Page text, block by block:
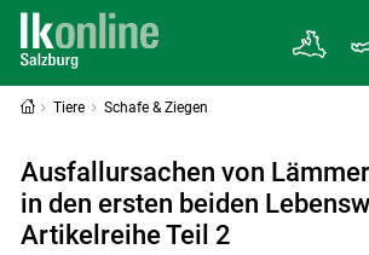
Tiere Schafe & Ziegen
Ausfallursachen von
in den ersten beiden
Artikelreihe Teil 2